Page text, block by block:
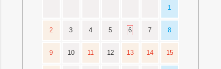
1
2 3 4 5 6 7 8
9 10 11 12 13 14 15